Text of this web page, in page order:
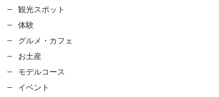
観光スポット
体験
グルメ・カフェ
お土産
モデルコース
イベント